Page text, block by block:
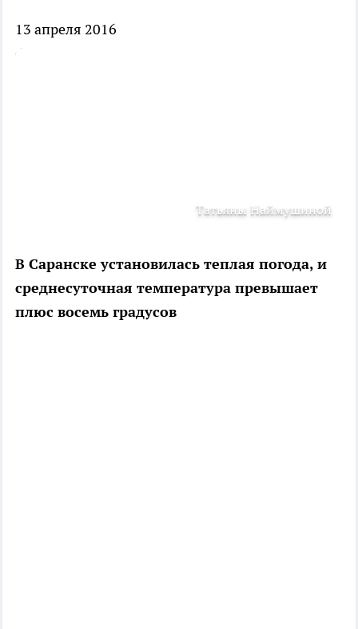
13 апреля 2016
Татьяны Наймушиной
В Саранске установилась теплая погода, и
среднесуточная температура превышает
плюс восемь градусов